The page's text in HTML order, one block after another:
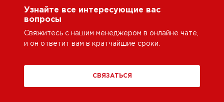
Узнайте все интересующие вас
вопросы
Свяжитесь с нашим менеджером в онлайне чате,
и он ответит вам в кратчайшие сроки.
СВЯЗАТЬСЯ